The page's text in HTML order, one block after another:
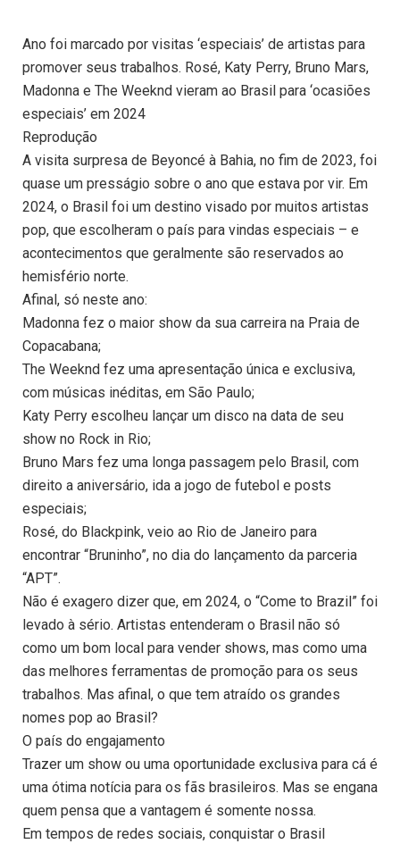
Ano foi marcado por visitas ‘especiais’ de artistas para
promover seus trabalhos. Rosé, Katy Perry, Bruno Mars,
Madonna e The Weeknd vieram ao Brasil para ‘ocasiões
especiais’ em 2024
Reprodução
A visita surpresa de Beyoncé à Bahia, no fim de 2023, foi
quase um presságio sobre o ano que estava por vir. Em
2024, o Brasil foi um destino visado por muitos artistas
pop, que escolheram o país para vindas especiais – e
acontecimentos que geralmente são reservados ao
hemisfério norte.
Afinal, só neste ano:
Madonna fez o maior show da sua carreira na Praia de
Copacabana;
The Weeknd fez uma apresentação única e exclusiva,
com músicas inéditas, em São Paulo;
Katy Perry escolheu lançar um disco na data de seu
show no Rock in Rio;
Bruno Mars fez uma longa passagem pelo Brasil, com
direito a aniversário, ida a jogo de futebol e posts
especiais;
Rosé, do Blackpink, veio ao Rio de Janeiro para
encontrar “Bruninho”, no dia do lançamento da parceria
“APT”.
Não é exagero dizer que, em 2024, o “Come to Brazil” foi
levado à sério. Artistas entenderam o Brasil não só
como um bom local para vender shows, mas como uma
das melhores ferramentas de promoção para os seus
trabalhos. Mas afinal, o que tem atraído os grandes
nomes pop ao Brasil?
O país do engajamento
Trazer um show ou uma oportunidade exclusiva para cá é
uma ótima notícia para os fãs brasileiros. Mas se engana
quem pensa que a vantagem é somente nossa.
Em tempos de redes sociais, conquistar o Brasil